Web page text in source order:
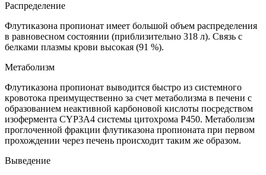
Распределение
Флутиказона пропионат имеет большой объем распределения
в равновесном состоянии (приблизительно 318 л). Связь с
белками плазмы крови высокая (91 %).
Метаболизм
Флутиказона пропионат выводится быстро из системного
кровотока преимущественно за счет метаболизма в печени с
образованием неактивной карбоновой кислоты посредством
изофермента CYP3A4 системы цитохрома Р450. Метаболизм
проглоченной фракции флутиказона пропионата при первом
прохождении через печень происходит таким же образом.
Выведение